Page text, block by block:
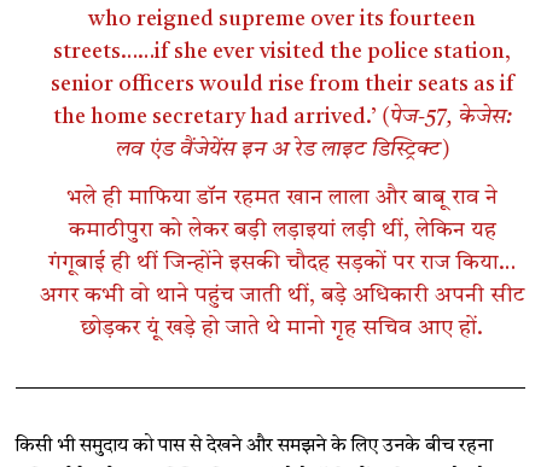
who reigned supreme over its fourteen
streets……if she ever visited the police station,
senior officers would rise from their seats as if
the home secretary had arrived.’ (पेज-57, केजेस:
लव एंड वैंजेयेंस इन अ रेड लाइट डिस्ट्रिक्ट)
भले ही माफिया डॉन रहमत खान लाला और बाबू राव ने
कमाठीपुरा को लेकर बड़ी लड़ाइयां लड़ी थीं, लेकिन यह
गंगूबाई ही थीं जिन्होंने इसकी चौदह सड़कों पर राज किया…
अगर कभी वो थाने पहुंच जाती थीं, बड़े अधिकारी अपनी सीट
छोड़कर यूं खड़े हो जाते थे मानो गृह सचिव आए हों.
किसी भी समुदाय को पास से देखने और समझने के लिए उनके बीच रहना